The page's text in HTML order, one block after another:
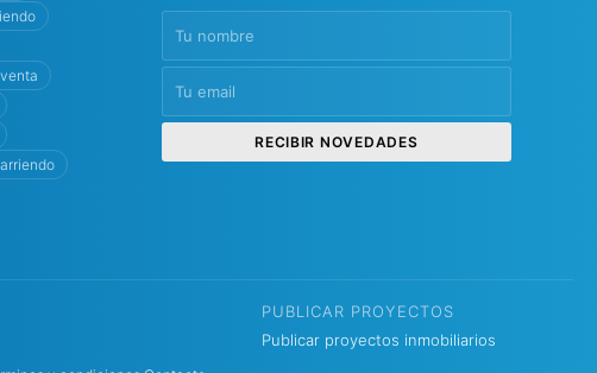
RECIBIR NOVEDADES
PUBLICAR PROYECTOS
Publicar proyectos inmobiliarios